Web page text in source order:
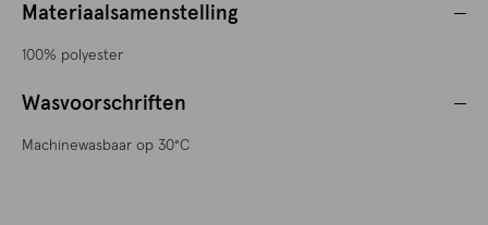
Materiaalsamenstelling
100% polyester
Wasvoorschriften
Machinewasbaar op 30°C